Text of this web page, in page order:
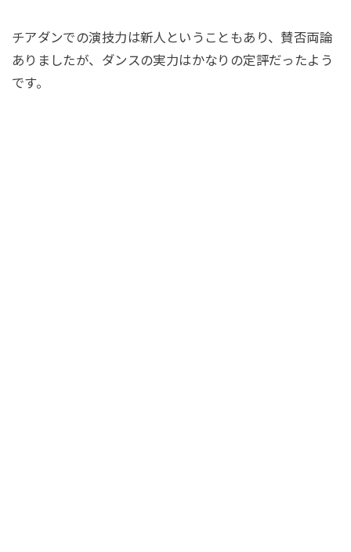
チアダンでの演技力は新人ということもあり、賛否両論
ありましたが、ダンスの実力はかなりの定評だったよう
です。